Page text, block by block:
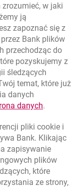
Migam
się w nowej karcie
w jaki
ją
zapoznać się z
Bank plików
przechodząc do
się w nowym oknie
pozyskujemy z
śledzących
temat, które już
danych
danychlink
.
pliki cookie i
Bank. Klikając
zapisywanie
plików
które
ze strony,